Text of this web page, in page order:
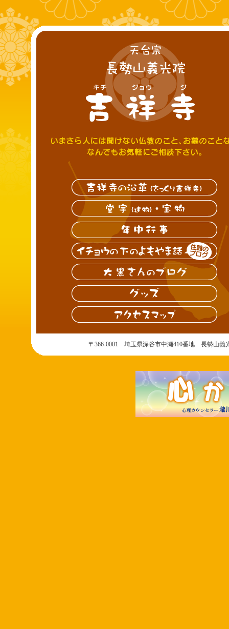
〒366-0001 埼玉県深谷市中瀬410番地 長勢山義